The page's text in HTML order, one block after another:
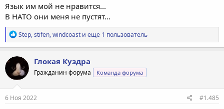
Язык им мой не нравится...
В НАТО они меня не пустят...
Р
е
а
к
ц
и
и
:
Step,stifen,windcoast и еще 1 пользователь
Глокая Куздра
Гражданин форума Команда форума
6 Ноя 2022 #1.485